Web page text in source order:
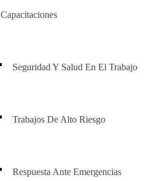
Capacitaciones
Seguridad Y Salud En El Trabajo
Trabajos De Alto Riesgo
Respuesta Ante Emergencias